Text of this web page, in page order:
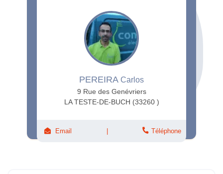
PEREIRA Carlos
9 Rue des Genévriers
LA TESTE-DE-BUCH (33260 )
Email Téléphone